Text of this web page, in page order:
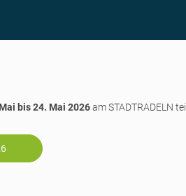
bis 24. Mai 2026am STADTRADELN teil.